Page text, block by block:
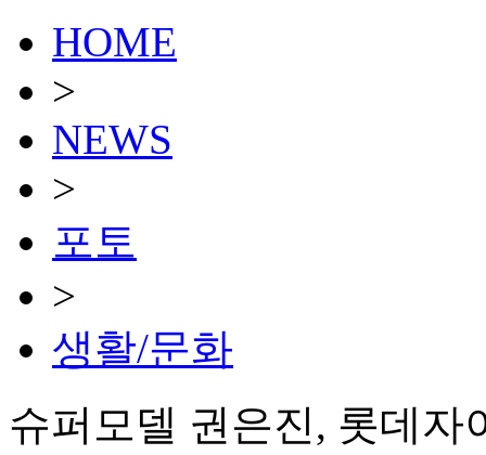
HOME
>
NEWS
>
포토
>
생활/문화
슈퍼모델 권은진, 롯데자